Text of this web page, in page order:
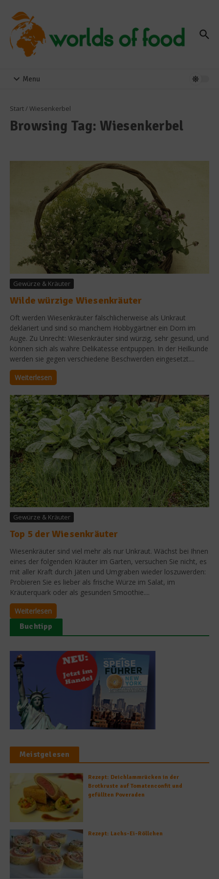
Menu
Start/ Wiesenkerbel
Browsing Tag: Wiesenkerbel
Gewürze & Kräuter
Wilde würzige Wiesenkräuter
Oft werden Wiesenkräuter fälschlicherweise als Unkraut
deklariert und sind so manchem Hobbygärtner ein Dorn im
Auge. Zu Unrecht: Wiesenkräuter sind würzig, sehr gesund, und
können sich als wahre Delikatesse entpuppen. In der Heilkunde
werden sie gegen verschiedene Beschwerden eingesetzt....
Weiterlesen
Gewürze & Kräuter
Top 5 der Wiesenkräuter
Wiesenkräuter sind viel mehr als nur Unkraut. Wächst bei Ihnen
eines der folgenden Kräuter im Garten, versuchen Sie nicht, es
mit aller Kraft durch Jäten und Umgraben wieder loszuwerden:
Probieren Sie es lieber als frische Würze im Salat, im
Kräuterquark oder als gesunden Smoothie....
Weiterlesen
Buchtipp
Meistgelesen
Rezept: Deichlammrücken in der
Brotkruste auf Tomatenconfit und
gefüllten Poveraden
Rezept: Lachs-Ei-Röllchen